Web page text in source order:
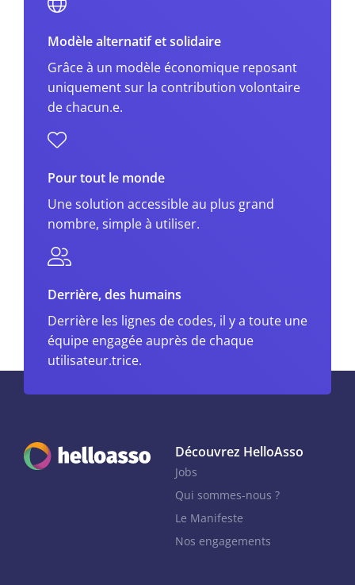
Modèle alternatif et solidaire
Grâce à un modèle économique reposant
uniquement sur la contribution volontaire
de chacun.e.
Pour tout le monde
Une solution accessible au plus grand
nombre, simple à utiliser.
Derrière, des humains
Derrière les lignes de codes, il y a toute une
équipe engagée auprès de chaque
utilisateur.trice.
Découvrez HelloAsso
Jobs
Qui sommes-nous ?
Le Manifeste
Nos engagements